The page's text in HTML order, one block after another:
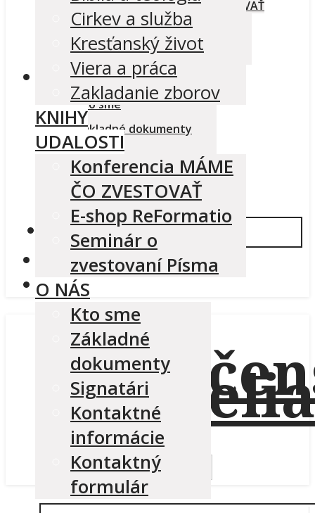
Konferencia MÁME ČO ZVESTOVAŤ
E-shop ReFormatio
Seminár o zvestovaní Písma
O NÁS
Kto sme
Základné dokumenty
Signatári
Kontaktné informácie
Kontaktný formulár
PODPORTE NÁS
Cirkev a služba
Kresťanský život
Viera a práca
Zakladanie zborov
KNIHY
UDALOSTI
Konferencia MÁME
ČO ZVESTOVAŤ
E-shop ReFormatio
Seminár o
zvestovaní Písma
O NÁS
Kto sme
Základné
dokumenty
Signatári
Kontaktné
informácie
Kontaktný
formulár
Search
for:
Search Button